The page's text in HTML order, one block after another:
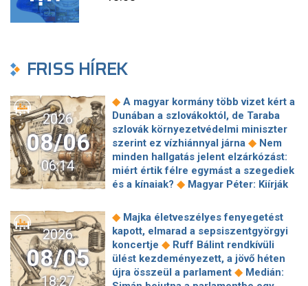
FRISS HÍREK
2026
08/06
06:14
◆ A magyar kormány több vizet kért a
Dunában a szlovákoktól, de Taraba
szlovák környezetvédelmi miniszter
szerint ez vízhiánnyal járna ◆ Nem
minden hallgatás jelent elzárkózást:
miért értik félre egymást a szegediek
és a kínaiak? ◆ Magyar Péter: Kiírják
projektekben magyar állami
tulajdonrészt fognak előírni ◆Orbán
Gáspár hatszor repült honvédségi
gépen Csádba és Nigerbe◆Ismert
magyar utazási iroda ment csődbe,
bolgár biztosítóval hadakozhatnak az
2026
08/05
18:27
◆ Majka életveszélyes fenyegetést
kapott, elmarad a sepsiszentgyörgyi
koncertje ◆ Ruff Bálint rendkívüli
ülést kezdeményezett, a jövő héten
újra összeül a parlament ◆ Medián: